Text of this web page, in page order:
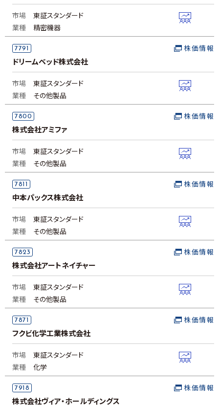
市場
東証スタンダード
業種
精密機器
7791
ドリームベッド株式会社
株価情報
市場
東証スタンダード
業種
その他製品
7800
株式会社アミファ
株価情報
市場
東証スタンダード
業種
その他製品
7811
中本パックス株式会社
株価情報
市場
東証スタンダード
業種
その他製品
7823
株式会社アートネイチャー
株価情報
市場
東証スタンダード
業種
その他製品
7871
フクビ化学工業株式会社
株価情報
市場
東証スタンダード
業種
化学
7918
株式会社ヴィア・ホールディングス
株価情報